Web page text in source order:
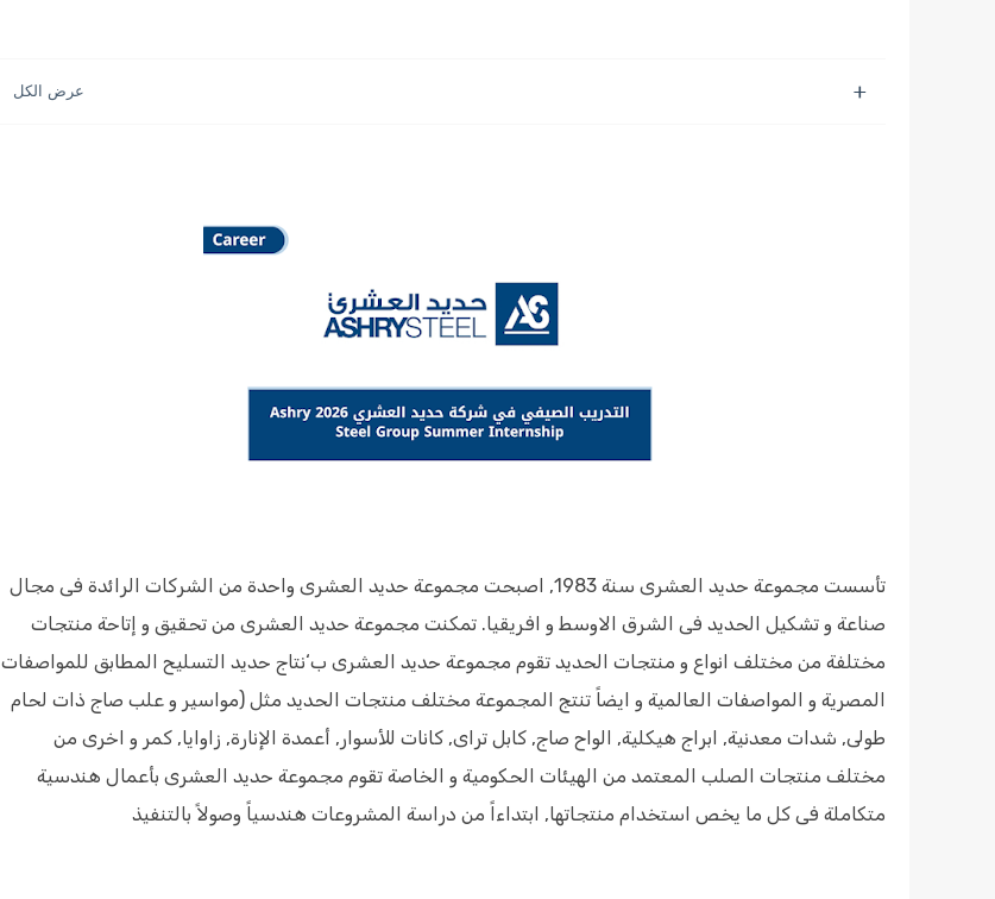
تأسست مجموعة حديد العشرى سنة 1983, اصبحت مجموعة حديد العشرى واحدة من الشركات الرائدة فى مجال
صناعة و تشكيل الحديد فى الشرق الاوسط و افريقيا. تمكنت مجموعة حديد العشرى من تحقيق و إتاحة منتجات
مختلفة من مختلف انواع و منتجات الحديد تقوم مجموعة حديد العشرى ب‘نتاج حديد التسليح المطابق للمواصفات
المصرية و المواصفات العالمية و ايضاً تنتج المجموعة مختلف منتجات الحديد مثل (مواسير و علب صاج ذات لحام
طولى, شدات معدنية, ابراج هيكلية, الواح صاج, كابل تراى, كانات للأسوار, أعمدة الإنارة, زاوايا, كمر و اخرى من
مختلف منتجات الصلب المعتمد من الهيئات الحكومية و الخاصة تقوم مجموعة حديد العشرى بأعمال هندسية
متكاملة فى كل ما يخص استخدام منتجاتها, ابتداءاً من دراسة المشروعات هندسياً وصولاً بالتنفيذ